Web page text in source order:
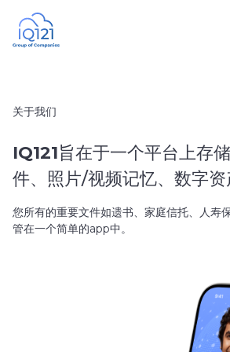
关于我们
IQ121旨在于一个平台上存
件、照片/视频记忆、数字资
您所有的重要文件如遗书、家庭信托、人寿
管在一个简单的app中。